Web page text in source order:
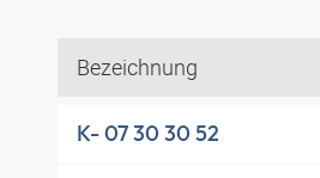
Bezeichnung
K- 07 30 30 52